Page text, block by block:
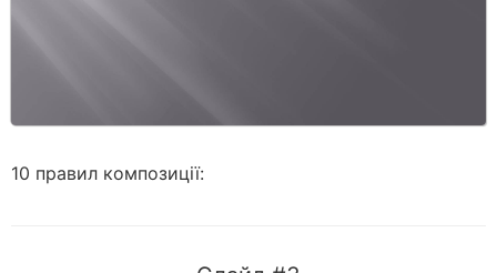
10 правил композиції: